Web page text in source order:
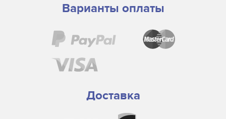
Варианты оплаты
Доставка